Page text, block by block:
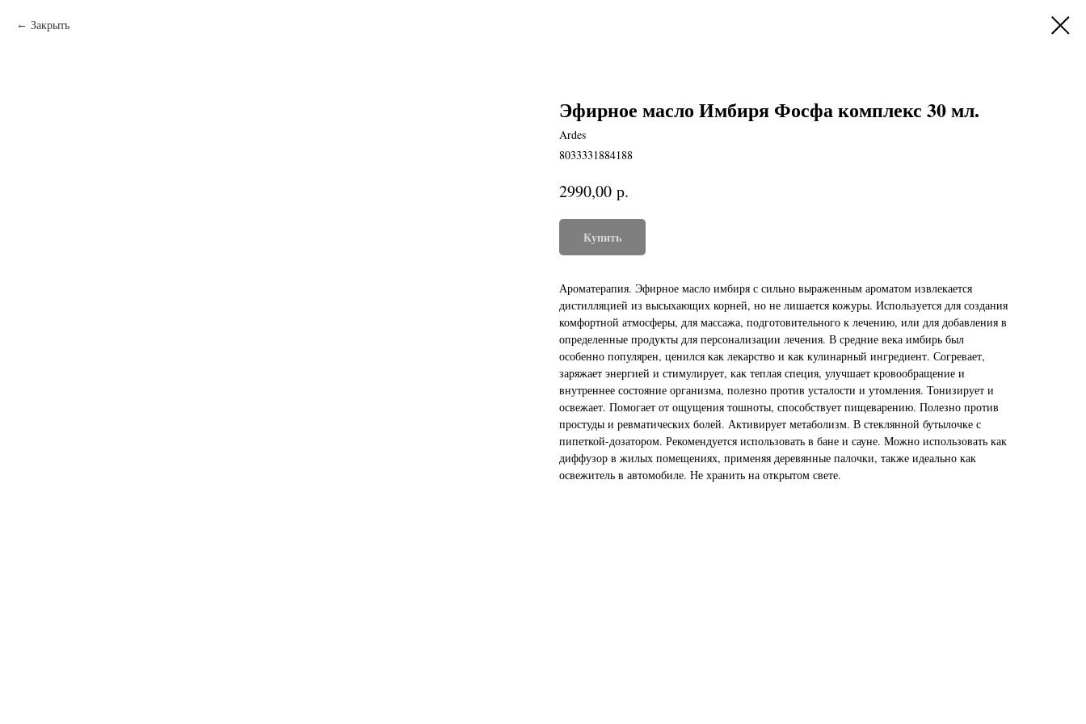
Закрыть
Эфирное масло Имбиря Фосфа комплекс 30 мл.
Ardes
8033331884188
2990,00 р.
Купить
Ароматерапия. Эфирное масло имбиря с сильно выраженным ароматом извлекается
дистилляцией из высыхающих корней, но не лишается кожуры. Используется для создания
комфортной атмосферы, для массажа, подготовительного к лечению, или для добавления в
определенные продукты для персонализации лечения. В средние века имбирь был
особенно популярен, ценился как лекарство и как кулинарный ингредиент. Согревает,
заряжает энергией и стимулирует, как теплая специя, улучшает кровообращение и
внутреннее состояние организма, полезно против усталости и утомления. Тонизирует и
освежает. Помогает от ощущения тошноты, способствует пищеварению. Полезно против
простуды и ревматических болей. Активирует метаболизм. В стеклянной бутылочке с
пипеткой-дозатором. Рекомендуется использовать в бане и сауне. Можно использовать как
диффузор в жилых помещениях, применяя деревянные палочки, также идеально как
освежитель в автомобиле. Не хранить на открытом свете.